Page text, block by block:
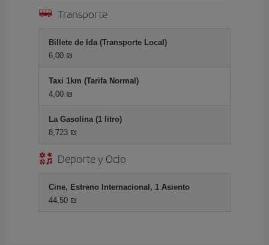
Transporte
Billete de Ida (Transporte Local)
6,00 ₪
Taxi 1km (Tarifa Normal)
4,00 ₪
La Gasolina (1 litro)
8,723 ₪
Deporte y Ocio
Cine, Estreno Internacional, 1 Asiento
44,50 ₪